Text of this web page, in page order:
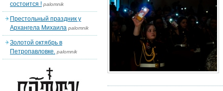
состоится ! palomnik
Престольный праздник у
Архангела Михаила palomnik
Золотой октябрь в
Петропавловке. palomnik